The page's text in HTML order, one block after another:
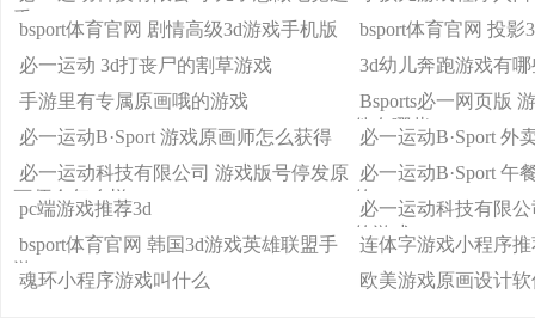
手
bsport体育官网 剧情高级3d游戏手机版
bsport体育官网 投影
必一运动 3d打丧尸的割草游戏
3d幼儿奔跑游戏有哪
手游里有专属原画哦的游戏
Bsports必一网页版
件有哪些
必一运动B·Sport 游戏原画师怎么获得
必一运动B·Sport 外
必一运动科技有限公司 游戏版号停发原
画师会怎么样
必一运动B·Sport 午
的
pc端游戏推荐3d
必一运动科技有限
的游戏
bsport体育官网 韩国3d游戏英雄联盟手
游
连体字游戏小程序
魂环小程序游戏叫什么
欧美游戏原画设计